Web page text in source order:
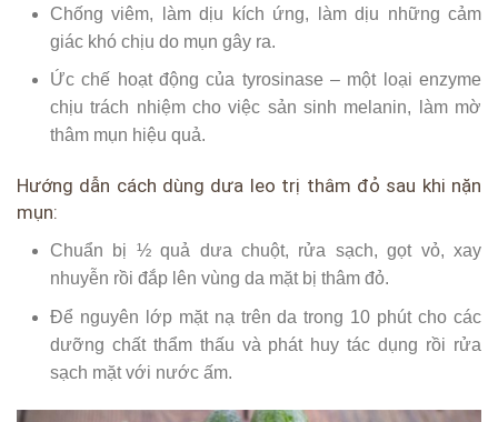
Chống viêm, làm dịu kích ứng, làm dịu những cảm
giác khó chịu do mụn gây ra.
Ức chế hoạt động của tyrosinase – một loại enzyme
chịu trách nhiệm cho việc sản sinh melanin, làm mờ
thâm mụn hiệu quả.
Hướng dẫn cách dùng dưa leo trị thâm đỏ sau khi nặn
mụn:
Chuẩn bị ½ quả dưa chuột, rửa sạch, gọt vỏ, xay
nhuyễn rồi đắp lên vùng da mặt bị thâm đỏ.
Để nguyên lớp mặt nạ trên da trong 10 phút cho các
dưỡng chất thẩm thấu và phát huy tác dụng rồi rửa
sạch mặt với nước ấm.